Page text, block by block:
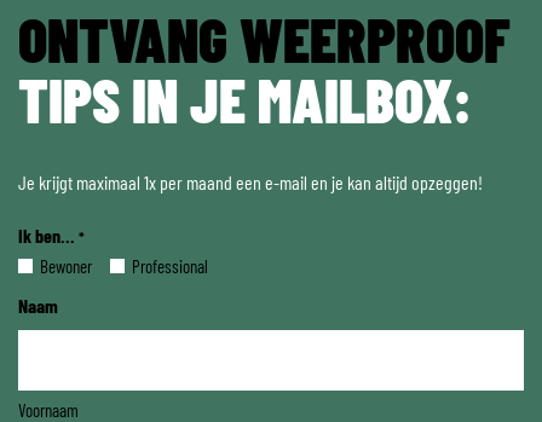
ONTVANG WEERPROOF
TIPS IN JE MAILBOX:
Je krijgt maximaal 1x per maand een e-mail en je kan altijd opzeggen!
Ik ben... *
Bewoner Professional
Naam
Voornaam